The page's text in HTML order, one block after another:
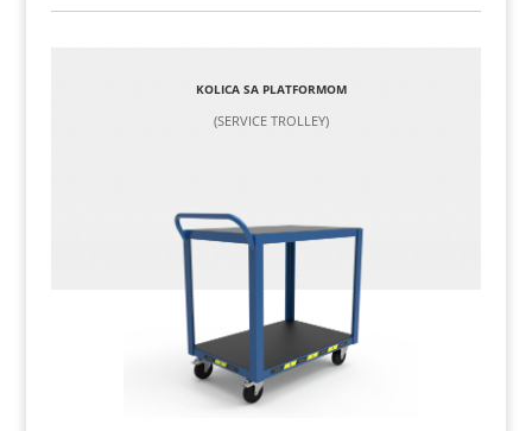
KOLICA SA PLATFORMOM
(SERVICE TROLLEY)